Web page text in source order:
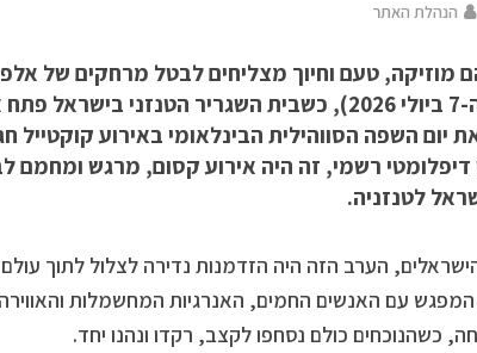
הנהלת האתר
מוזיקה, טעם וחיוך מצליחים לבטל מרחקים של
שקרה אמש (ה-7 ביולי 2026), כשבית השגריר הטנזני
יום השפה הסווהילית הבינלאומי באירוע קוקטייל
רשמי, זה היה אירוע קסום, מרגש ומחמם
לטנזניה.
הערב הזה היה הזדמנות נדירה לצלול לתוך
עם האנשים החמים, האנרגיות המחשמלות
כשהנוכחים כולם נסחפו לקצב, רקדו ונהנו יחד.